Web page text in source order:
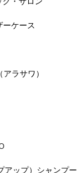
ーケース
ラサワ）
アップ）シャンプー